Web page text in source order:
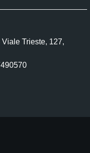
Trieste, 127,